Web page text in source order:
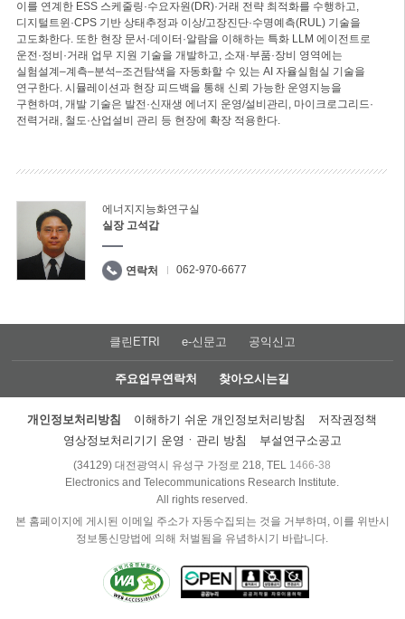
이를 연계한 ESS 스케줄링·수요자원(DR)·거래 전략 최적화를 수행하고,
디지털트윈·CPS 기반 상태추정과 이상/고장진단·수명예측(RUL) 기술을
고도화한다. 또한 현장 문서·데이터·알람을 이해하는 특화 LLM 에이전트로
운전·정비·거래 업무 지원 기술을 개발하고, 소재·부품·장비 영역에는
실험설계–계측–분석–조건탐색을 자동화할 수 있는 AI 자율실험실 기술을
연구한다. 시뮬레이션과 현장 피드백을 통해 신뢰 가능한 운영지능을
구현하며, 개발 기술은 발전·신재생 에너지 운영/설비관리, 마이크로그리드·
전력거래, 철도·산업설비 관리 등 현장에 확장 적용한다.
에너지지능화연구실
실장 고석갑
연락처 062-970-6677
클린ETRI e-신문고 공익신고
주요업무연락처 찾아오시는길
개인정보처리방침 이해하기 쉬운 개인정보처리방침
저작권정책
영상정보처리기기 운영ㆍ관리 방침
부설연구소공고
(34129) 대전광역시 유성구 가정로 218, TEL 1466-38
Electronics and Telecommunications Research Institute.
All rights reserved.
본 홈페이지에 게시된 이메일 주소가 자동수집되는 것을 거부하며, 이를 위반시
정보통신망법에 의해 처벌됨을 유념하시기 바랍니다.